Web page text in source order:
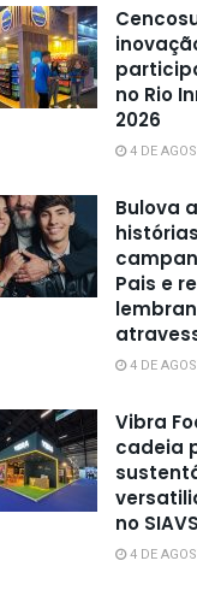
no Rio
2026
4 DE
Bulova
Pais e
4 DE
Vibra
cadeia
no
4 DE